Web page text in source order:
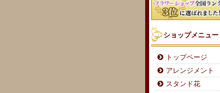
ショップメニュー
トップページ
アレンジメント
スタンド花